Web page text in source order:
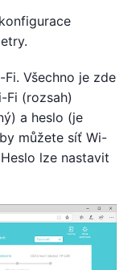
Všechno je zde
Fi (rozsah)
a heslo (je
můžete síť Wi-
lze nastavit